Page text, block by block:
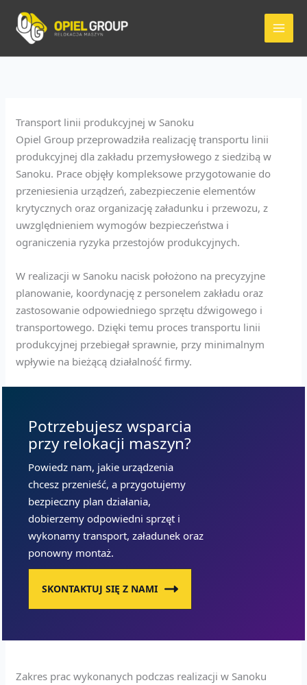
treści
Transport linii produkcyjnej w Sanoku
Opiel Group przeprowadziła realizację transportu linii
produkcyjnej dla zakładu przemysłowego z siedzibą w
Sanoku. Prace objęły kompleksowe przygotowanie do
przeniesienia urządzeń, zabezpieczenie elementów
krytycznych oraz organizację załadunku i przewozu, z
uwzględnieniem wymogów bezpieczeństwa i
ograniczenia ryzyka przestojów produkcyjnych.
W realizacji w Sanoku nacisk położono na precyzyjne
planowanie, koordynację z personelem zakładu oraz
zastosowanie odpowiedniego sprzętu dźwigowego i
transportowego. Dzięki temu proces transportu linii
produkcyjnej przebiegał sprawnie, przy minimalnym
wpływie na bieżącą działalność firmy.
Potrzebujesz wsparcia
przy relokacji maszyn?
Powiedz nam, jakie urządzenia
chcesz przenieść, a przygotujemy
bezpieczny plan działania,
dobierzemy odpowiedni sprzęt i
wykonamy transport, załadunek oraz
ponowny montaż.
SKONTAKTUJ SIĘ Z NAMI
Zakres prac wykonanych podczas realizacji w Sanoku